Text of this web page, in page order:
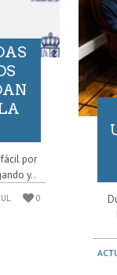
por
y..
0